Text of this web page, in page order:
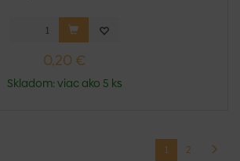
0,20 €
Skladom: viac ako 5 ks
1 2